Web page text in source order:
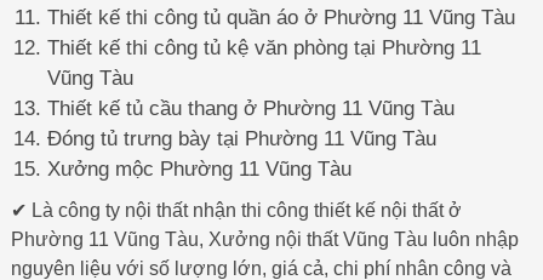
Thiết kế thi công tủ quần áo ở Phường 11 Vũng Tàu
Thiết kế thi công tủ kệ văn phòng tại Phường 11
Vũng Tàu
Thiết kế tủ cầu thang ở Phường 11 Vũng Tàu
Đóng tủ trưng bày tại Phường 11 Vũng Tàu
Xưởng mộc Phường 11 Vũng Tàu
✔ Là công ty nội thất nhận thi công thiết kế nội thất ở
Phường 11 Vũng Tàu, Xưởng nội thất Vũng Tàu luôn nhập
nguyên liệu với số lượng lớn, giá cả, chi phí nhân công và